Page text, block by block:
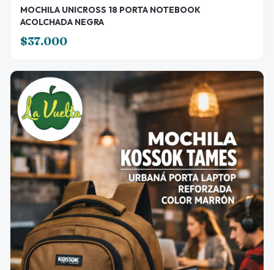
MOCHILA UNICROSS 18 PORTA NOTEBOOK
ACOLCHADA NEGRA
$37.000